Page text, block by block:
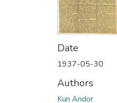
Date
1937-05-30
Authors
Kun Andor